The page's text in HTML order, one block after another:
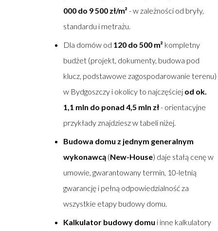
000 do 9 500 zł/m² - w zależności od bryły,
standardu i metrażu.
Dla domów od 120 do 500 m² kompletny
budżet (projekt, dokumenty, budowa pod
klucz, podstawowe zagospodarowanie terenu)
w Bydgoszczy i okolicy to najczęściej od ok.
1,1 mln do ponad 4,5 mln zł- orientacyjne
przykłady znajdziesz w tabeli niżej.
Budowa domu z jednym generalnym
wykonawcą (New-House) daje stałą cenę w
umowie, gwarantowany termin, 10-letnią
gwarancję i pełną odpowiedzialność za
wszystkie etapy budowy domu.
Kalkulator budowy domu i inne kalkulatory